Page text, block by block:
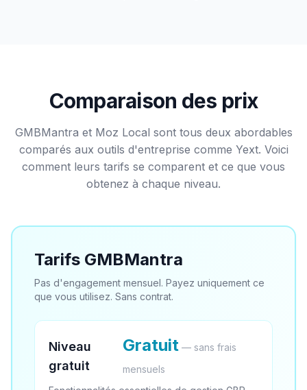
Comparaison des prix
GMBMantra et Moz Local sont tous deux abordables
comparés aux outils d'entreprise comme Yext. Voici
comment leurs tarifs se comparent et ce que vous
obtenez à chaque niveau.
Tarifs GMBMantra
Pas d'engagement mensuel. Payez uniquement ce
que vous utilisez. Sans contrat.
Niveau
gratuit
Gratuit — sans frais
mensuels